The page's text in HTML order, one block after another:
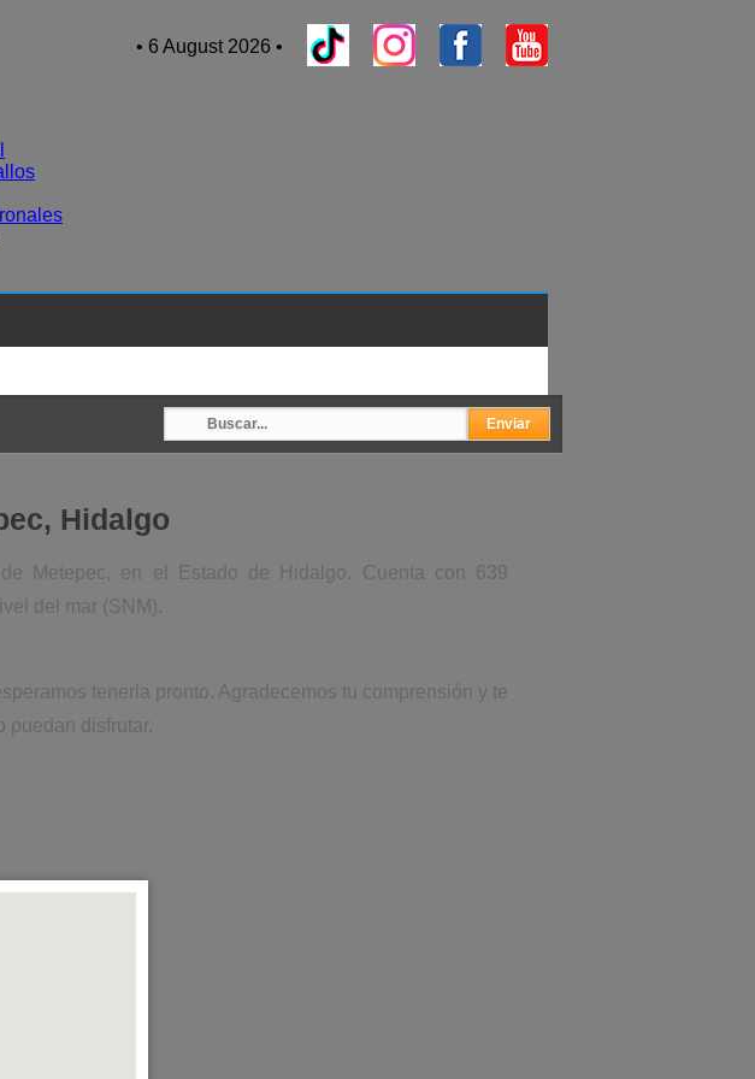
• 6 August 2026 •
Hidalgo
Metepec, en el Estado de Hidalgo. Cuenta con 639
del mar (SNM).
tenerla pronto. Agradecemos tu comprensión y te
puedan disfrutar.